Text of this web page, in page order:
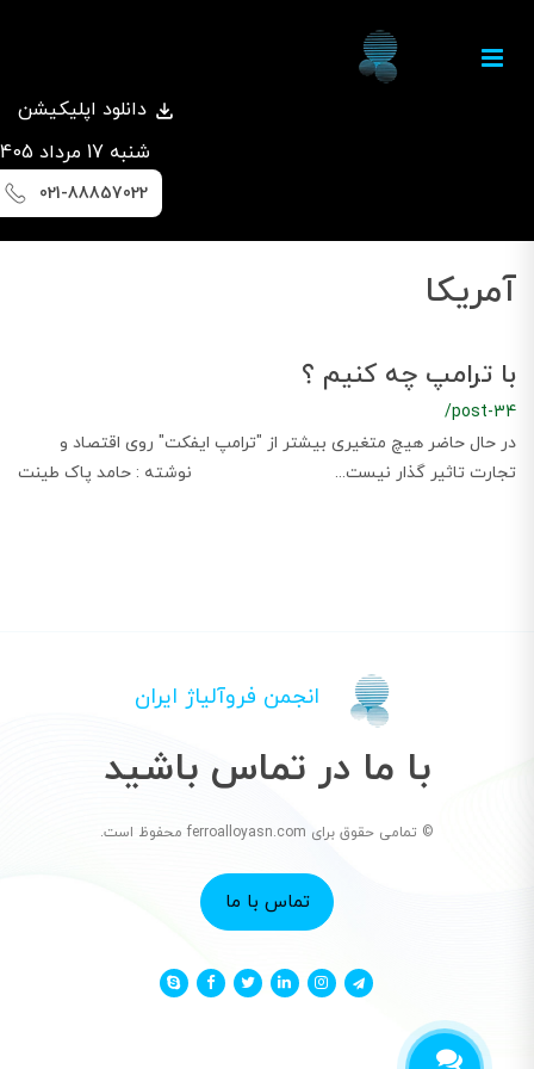
دانلود اپلیکیشن
شنبه 17 مرداد 1405
021-88857022
آمریکا
با ترامپ چه کنیم ؟
/post-34
در حال حاضر هیچ متغیری بیشتر از "ترامپ ایفکت" روی اقتصاد و
تجارت تاثیر گذار نیست... نوشته : حامد پاک طینت
انجمن فروآلیاژ ایران
با ما در تماس باشید
© تمامی حقوق برای ferroalloyasn.com محفوظ است.
تماس با ما